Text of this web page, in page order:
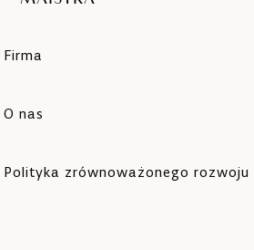
Firma
O nas
Polityka zrównoważonego rozwoju